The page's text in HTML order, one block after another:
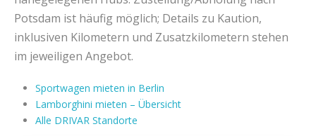
Potsdam ist häufig möglich; Details zu Kaution,
inklusiven Kilometern und Zusatzkilometern stehen
im jeweiligen Angebot.
Sportwagen mieten in Berlin
Lamborghini mieten – Übersicht
Alle DRIVAR Standorte